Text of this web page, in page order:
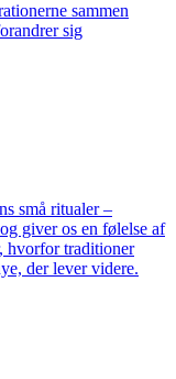
sammen
sig
små ritualer –
giver os en følelse af
hvorfor traditioner
der lever videre.